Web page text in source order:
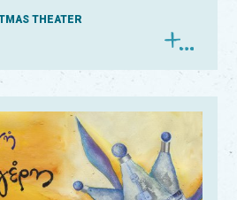
THEATER